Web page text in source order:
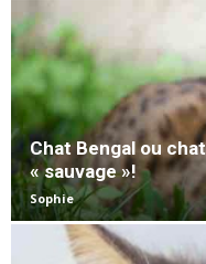
Chat Bengal ou
« sauvage »!
Sophie